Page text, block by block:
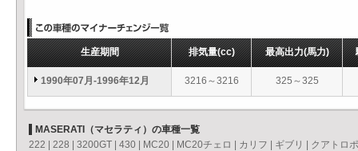
生産期間 排気量(cc) 最高出力(馬力)
1990年07月-1996年12月 3216～3216 325～325
MASERATI（マセラティ）の車種一覧
222
228 3200GT 430 MC20 MC20チェロ カリフ ギブリ
クアトロ